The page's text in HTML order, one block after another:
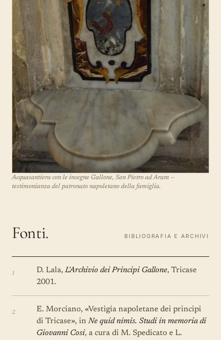
Acquasantiera con le insegne Gallone, San Pietro ad Aram —
testimonianza del patronato napoletano della famiglia.
Fonti. BIBLIOGRAFIA E ARCHIVI
1 D. Lala, L'Archivio dei Principi Gallone, Tricase
2001.
2
E. Morciano, «Vestigia napoletane dei principi
di Tricase», in Ne quid nimis. Studi in memoria di
Giovanni Cosi, a cura di M. Spedicato e L.